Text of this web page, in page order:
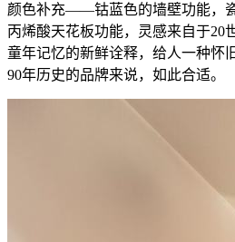
颜色补充——钴蓝色的墙壁功能，
丙烯酸天花板功能，灵感来自于20
童年记忆的新鲜诠释，给人一种怀
90年历史的品牌来说，如此合适。